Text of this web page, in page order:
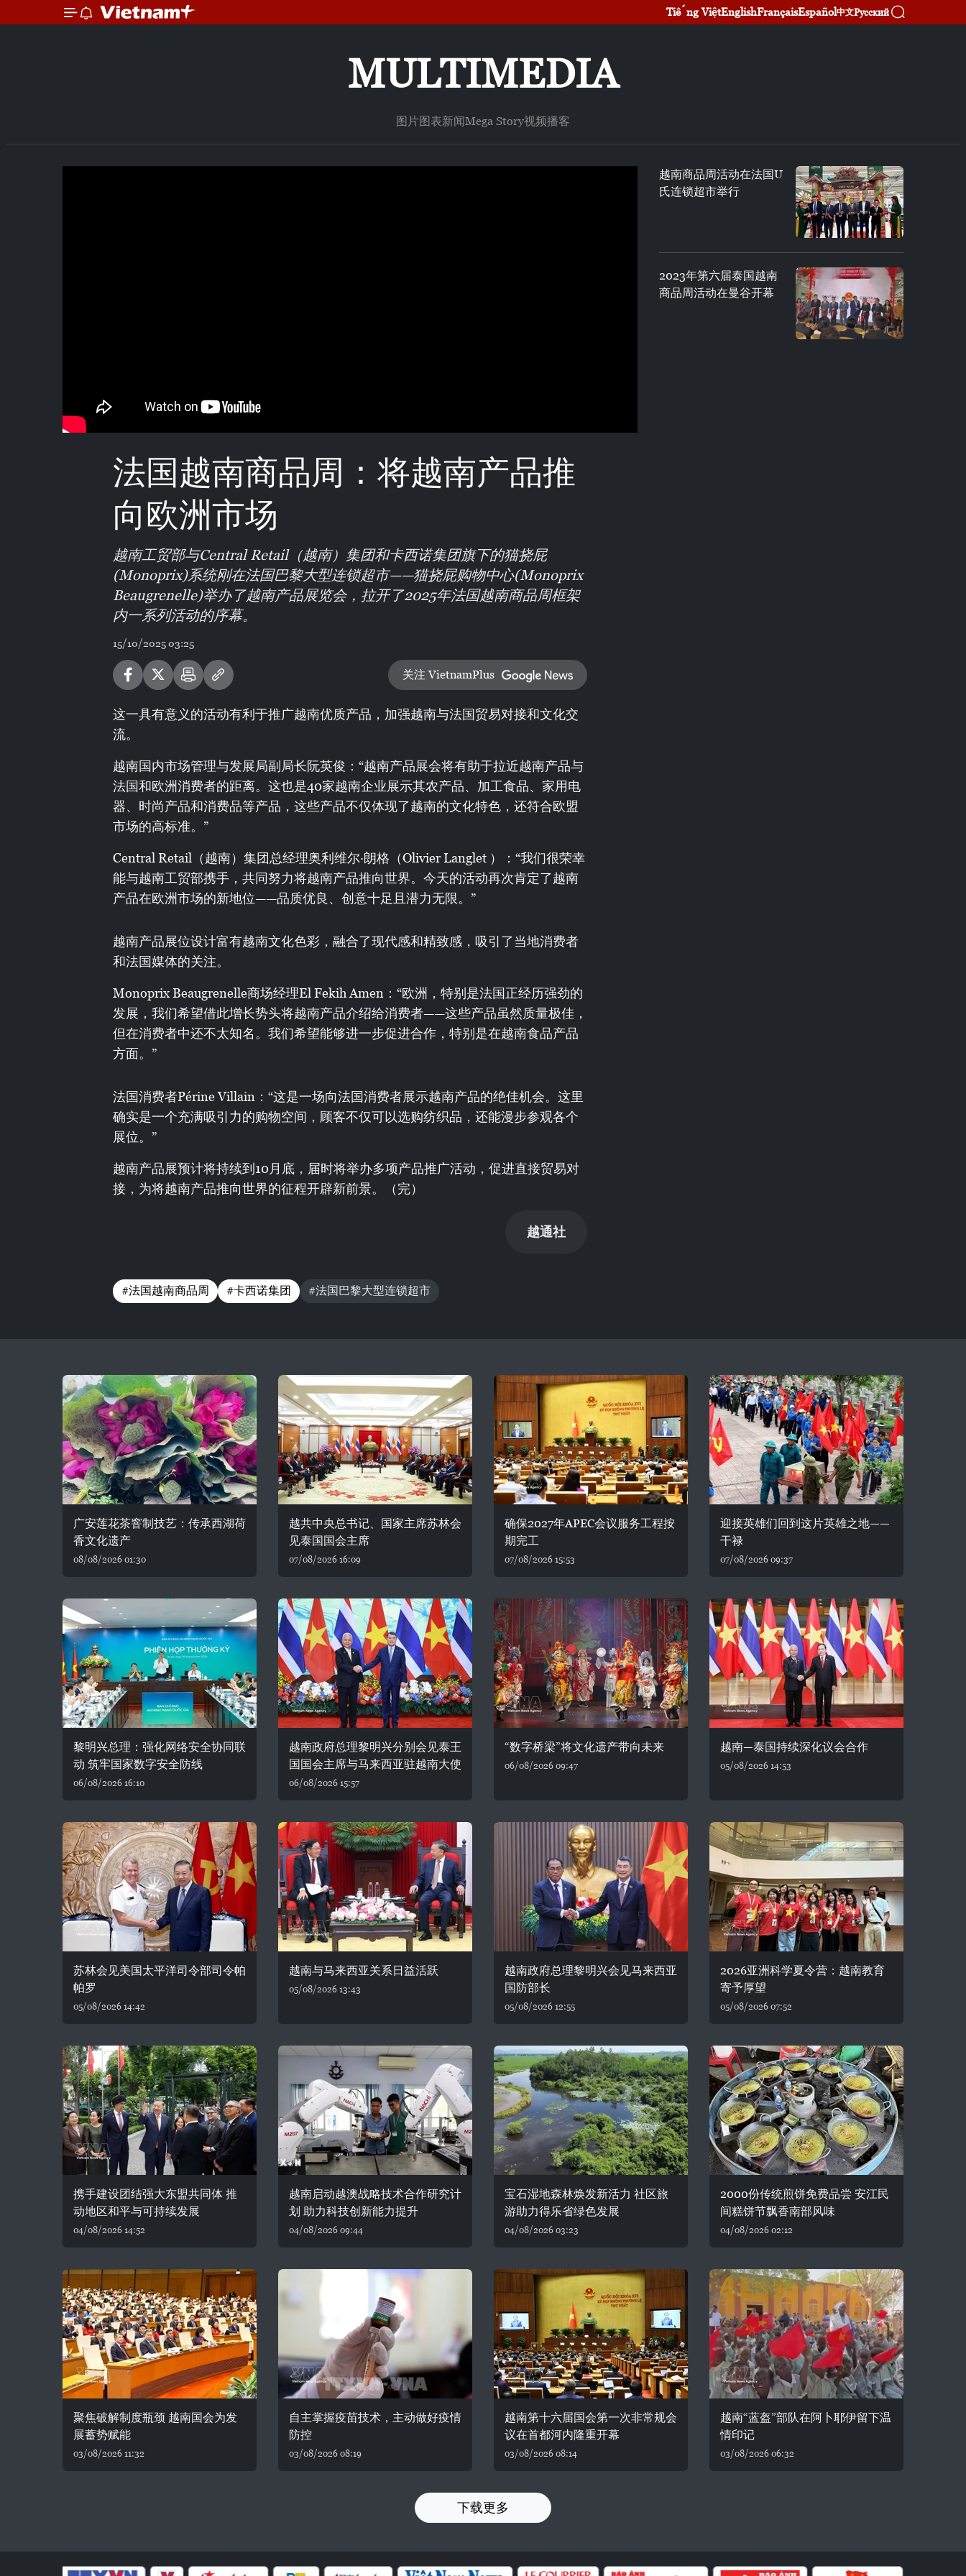
Tiếng ViệtEnglishFrançaisEspañol中文Русский
MULTIMEDIA
图片图表新闻Mega Story视频播客
法国越南商品周：将越南产品推
向欧洲市场
越南工贸部与Central Retail（越南）集团和卡西诺集团旗下的猫挠屁
(Monoprix)系统刚在法国巴黎大型连锁超市——猫挠屁购物中心(Monoprix
Beaugrenelle)举办了越南产品展览会，拉开了2025年法国越南商品周框架
内一系列活动的序幕。
15/10/2025 03:25
关注 VietnamPlus
这一具有意义的活动有利于推广越南优质产品，加强越南与法国贸易对接和文化交
流。
越南国内市场管理与发展局副局长阮英俊：“越南产品展会将有助于拉近越南产品与
法国和欧洲消费者的距离。这也是40家越南企业展示其农产品、加工食品、家用电
器、时尚产品和消费品等产品，这些产品不仅体现了越南的文化特色，还符合欧盟
市场的高标准。”
Central Retail（越南）集团总经理奥利维尔·朗格（Olivier Langlet ）：“我们很荣幸
能与越南工贸部携手，共同努力将越南产品推向世界。今天的活动再次肯定了越南
产品在欧洲市场的新地位——品质优良、创意十足且潜力无限。”
越南产品展位设计富有越南文化色彩，融合了现代感和精致感，吸引了当地消费者
和法国媒体的关注。
Monoprix Beaugrenelle商场经理El Fekih Amen：“欧洲，特别是法国正经历强劲的
发展，我们希望借此增长势头将越南产品介绍给消费者——这些产品虽然质量极佳，
但在消费者中还不太知名。我们希望能够进一步促进合作，特别是在越南食品产品
方面。”
法国消费者Périne Villain：“这是一场向法国消费者展示越南产品的绝佳机会。这里
确实是一个充满吸引力的购物空间，顾客不仅可以选购纺织品，还能漫步参观各个
展位。”
越南产品展预计将持续到10月底，届时将举办多项产品推广活动，促进直接贸易对
接，为将越南产品推向世界的征程开辟新前景。（完）
越通社
#法国越南商品周 #卡西诺集团 #法国巴黎大型连锁超市
越南商品周活动在法国U
氏连锁超市举行
2023年第六届泰国越南
商品周活动在曼谷开幕
广安莲花茶窨制技艺：传承西湖荷
香文化遗产
08/08/2026 01:30
越共中央总书记、国家主席苏林会
见泰国国会主席
07/08/2026 16:09
确保2027年APEC会议服务工程按
期完工
07/08/2026 15:53
迎接英雄们回到这片英雄之地——
干禄
07/08/2026 09:37
黎明兴总理：强化网络安全协同联
动 筑牢国家数字安全防线
06/08/2026 16:10
越南政府总理黎明兴分别会见泰王
国国会主席与马来西亚驻越南大使
06/08/2026 15:57
“数字桥梁”将文化遗产带向未来
06/08/2026 09:47
越南—泰国持续深化议会合作
05/08/2026 14:53
苏林会见美国太平洋司令部司令帕
帕罗
05/08/2026 14:42
越南与马来西亚关系日益活跃
05/08/2026 13:43
越南政府总理黎明兴会见马来西亚
国防部长
05/08/2026 12:55
2026亚洲科学夏令营：越南教育
寄予厚望
05/08/2026 07:52
携手建设团结强大东盟共同体 推
动地区和平与可持续发展
04/08/2026 14:52
越南启动越澳战略技术合作研究计
划 助力科技创新能力提升
04/08/2026 09:44
宝石湿地森林焕发新活力 社区旅
游助力得乐省绿色发展
04/08/2026 03:23
2000份传统煎饼免费品尝 安江民
间糕饼节飘香南部风味
04/08/2026 02:12
聚焦破解制度瓶颈 越南国会为发
展蓄势赋能
03/08/2026 11:32
自主掌握疫苗技术，主动做好疫情
防控
03/08/2026 08:19
越南第十六届国会第一次非常规会
议在首都河内隆重开幕
03/08/2026 08:14
越南“蓝盔”部队在阿卜耶伊留下温
情印记
03/08/2026 06:32
下载更多